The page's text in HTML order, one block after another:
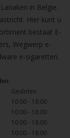
in Belgie.
Hier kunt u
bestaat E-
Wegwerp e-
e-sigaretten.
Gesloten
10:00 - 18:00
10:00 - 18:00
10:00 - 18:00
10:00 - 18:00